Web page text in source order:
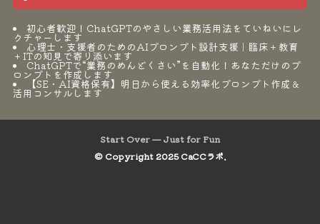
初心者歓迎！ChatGPTのやさしい業務活用法をていねいにレ
クチャーします
心理士・支援者のためのAIプロンプト設計支援｜臨床＋教育
＋ITの知見で寄り添います
ChatGPTで“業務のめんどくさい”を自動化！あなただけのプ
ロンプトを作成します
【SE・AI資格保有】明日から使える効率化プロンプト作成＆
活用コンサルします
Start Over — Just for Fun
© Copyright 2025 CaCCラボ.